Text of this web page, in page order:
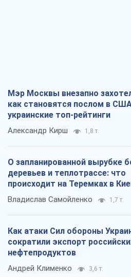
Мэр Москвы внезапно
как становятся послом в
украинские топ-рейтинги
Александр Кирш 1,8 т.
О запланированной вырубке
деревьев и теплотрассе: что
происходит на Теремках в
Владислав Самойленко 1,7 т.
Как атаки Сил обороны
сократили экспорт
нефтепродуктов
Андрей Клименко 3,6 т.